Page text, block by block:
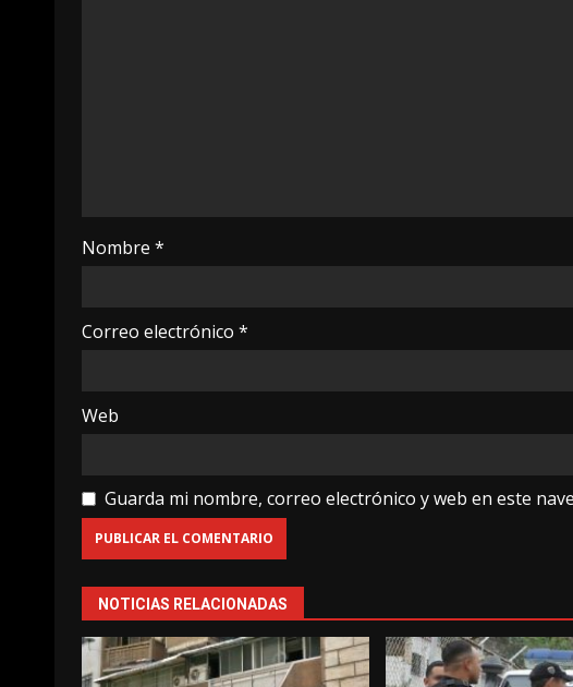
Nombre *
Correo electrónico *
Web
Guarda mi nombre, correo electrónico y web en este
NOTICIAS RELACIONADAS